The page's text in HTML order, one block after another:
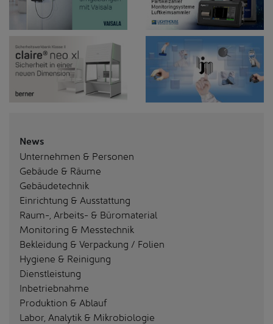
News
Unternehmen & Personen
Gebäude & Räume
Gebäudetechnik
Einrichtung & Ausstattung
Raum-, Arbeits- & Büromaterial
Monitoring & Messtechnik
Bekleidung & Verpackung / Folien
Hygiene & Reinigung
Dienstleistung
Inbetriebnahme
Produktion & Ablauf
Labor, Analytik & Mikrobiologie